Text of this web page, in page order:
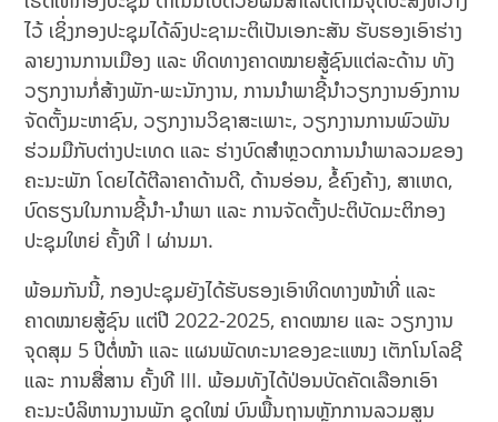
ໄວ້ ເຊິ່ງກອງປະຊຸມໄດ້ລົງປະຊາມະຕິເປັນເອກະສັນ ຮັບຮອງເອົາຮ່າງ
ລາຍງານການເມືອງ ແລະ ທິດທາງຄາດໝາຍສູ້ຊົນແຕ່ລະດ້ານ ທັງ
ວຽກງານກໍ່ສ້າງພັກ-ພະນັກງານ, ການນໍາພາຊີ້ນໍາວຽກງານອົງການ
ຈັດຕັ້ງມະຫາຊົນ, ວຽກງານວິຊາສະເພາະ, ວຽກງານການພົວພັນ
ຮ່ວມມືກັບຕ່າງປະເທດ ແລະ ຮ່າງບົດສໍາຫຼວດການນໍາພາລວມຂອງ
ຄະນະພັກ ໂດຍໄດ້ຕີລາຄາດ້ານດີ, ດ້ານອ່ອນ, ຂໍ້ຄົງຄ້າງ, ສາເຫດ,
ບົດຮຽນໃນການຊີ້ນໍາ-ນໍາພາ ແລະ ການຈັດຕັ້ງປະຕິບັດມະຕິກອງ
ປະຊຸມໃຫຍ່ ຄັ້ງທີ I ຜ່ານມາ.
ພ້ອມກັນນີ້, ກອງປະຊຸມຍັງໄດ້ຮັບຮອງເອົາທິດທາງໜ້າທີ່ ແລະ
ຄາດໝາຍສູ້ຊົນ ແຕ່ປີ 2022-2025, ຄາດໝາຍ ແລະ ວຽກງານ
ຈຸດສຸມ 5 ປີຕໍ່ໜ້າ ແລະ ແຜນພັດທະນາຂອງຂະແໜງ ເຕັກໂນໂລຊີ
ແລະ ການສື່ສານ ຄັ້ງທີ III. ພ້ອມທັງໄດ້ປ່ອນບັດຄັດເລືອກເອົາ
ຄະນະບໍລິຫານງານພັກ ຊຸດໃໝ່ ບົນພື້ນຖານຫຼັກການລວມສູນ